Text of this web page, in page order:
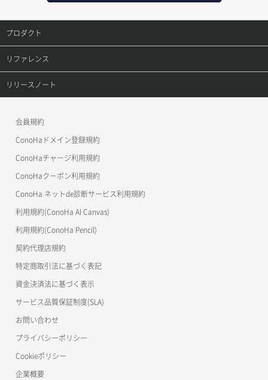
ネットワーク一覧取得
ネットワーク作成（ローカルネットワーク用）
ネットワーク削除（ローカルネットワーク用）
ネットワーク詳細取得
ポート一覧取得
ポート作成（ローカルネットワーク用）
ポート作成（追加IP用）
ポート削除
ポート詳細取得
メンバー更新
メンバー詳細取得
メンバー追加
リスナー作成
リスナー削除
リスナー更新
リスナー詳細取得
ロードバランサー一覧取得
ロードバランサー削除
ロードバランサー更新
ロードバランサー詳細取得
オブジェクト複製
オブジェクト詳細取得
コンテナ一覧取得
コンテナ作成
コンテナ削除
ラージオブジェクトアップロード(DLO)
一時的Web公開
レコード更新
レコード詳細取得
プロダクト
プロダクトトップ
ConoHa VPS(Ver.3.0)
ConoHa for GAME
リファレンス
リファレンストップ
OpenStack CLI
Terraform
s3cmd
公開API(ConoHa VPS Ver.2.0)
リリースノート
会員規約
ConoHaドメイン登録規約
ConoHaチャージ利用規約
ConoHaクーポン利用規約
ConoHa ネットde診断サービス利用規約
利用規約(ConoHa AI Canvas)
利用規約(ConoHa Pencil)
契約代理店規約
特定商取引法に基づく表記
資金決済法に基づく表示
サービス品質保証制度(SLA)
お問い合わせ
プライバシーポリシー
Cookieポリシー
企業概要